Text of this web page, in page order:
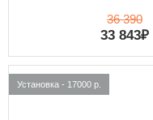
36 390
33 843₽
Установка - 17000 р.